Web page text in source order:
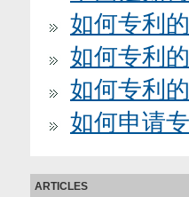
如何专利
如何专利
如何专利
如何申请
ARTICLES